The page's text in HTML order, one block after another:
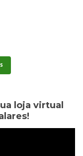
loja virtual